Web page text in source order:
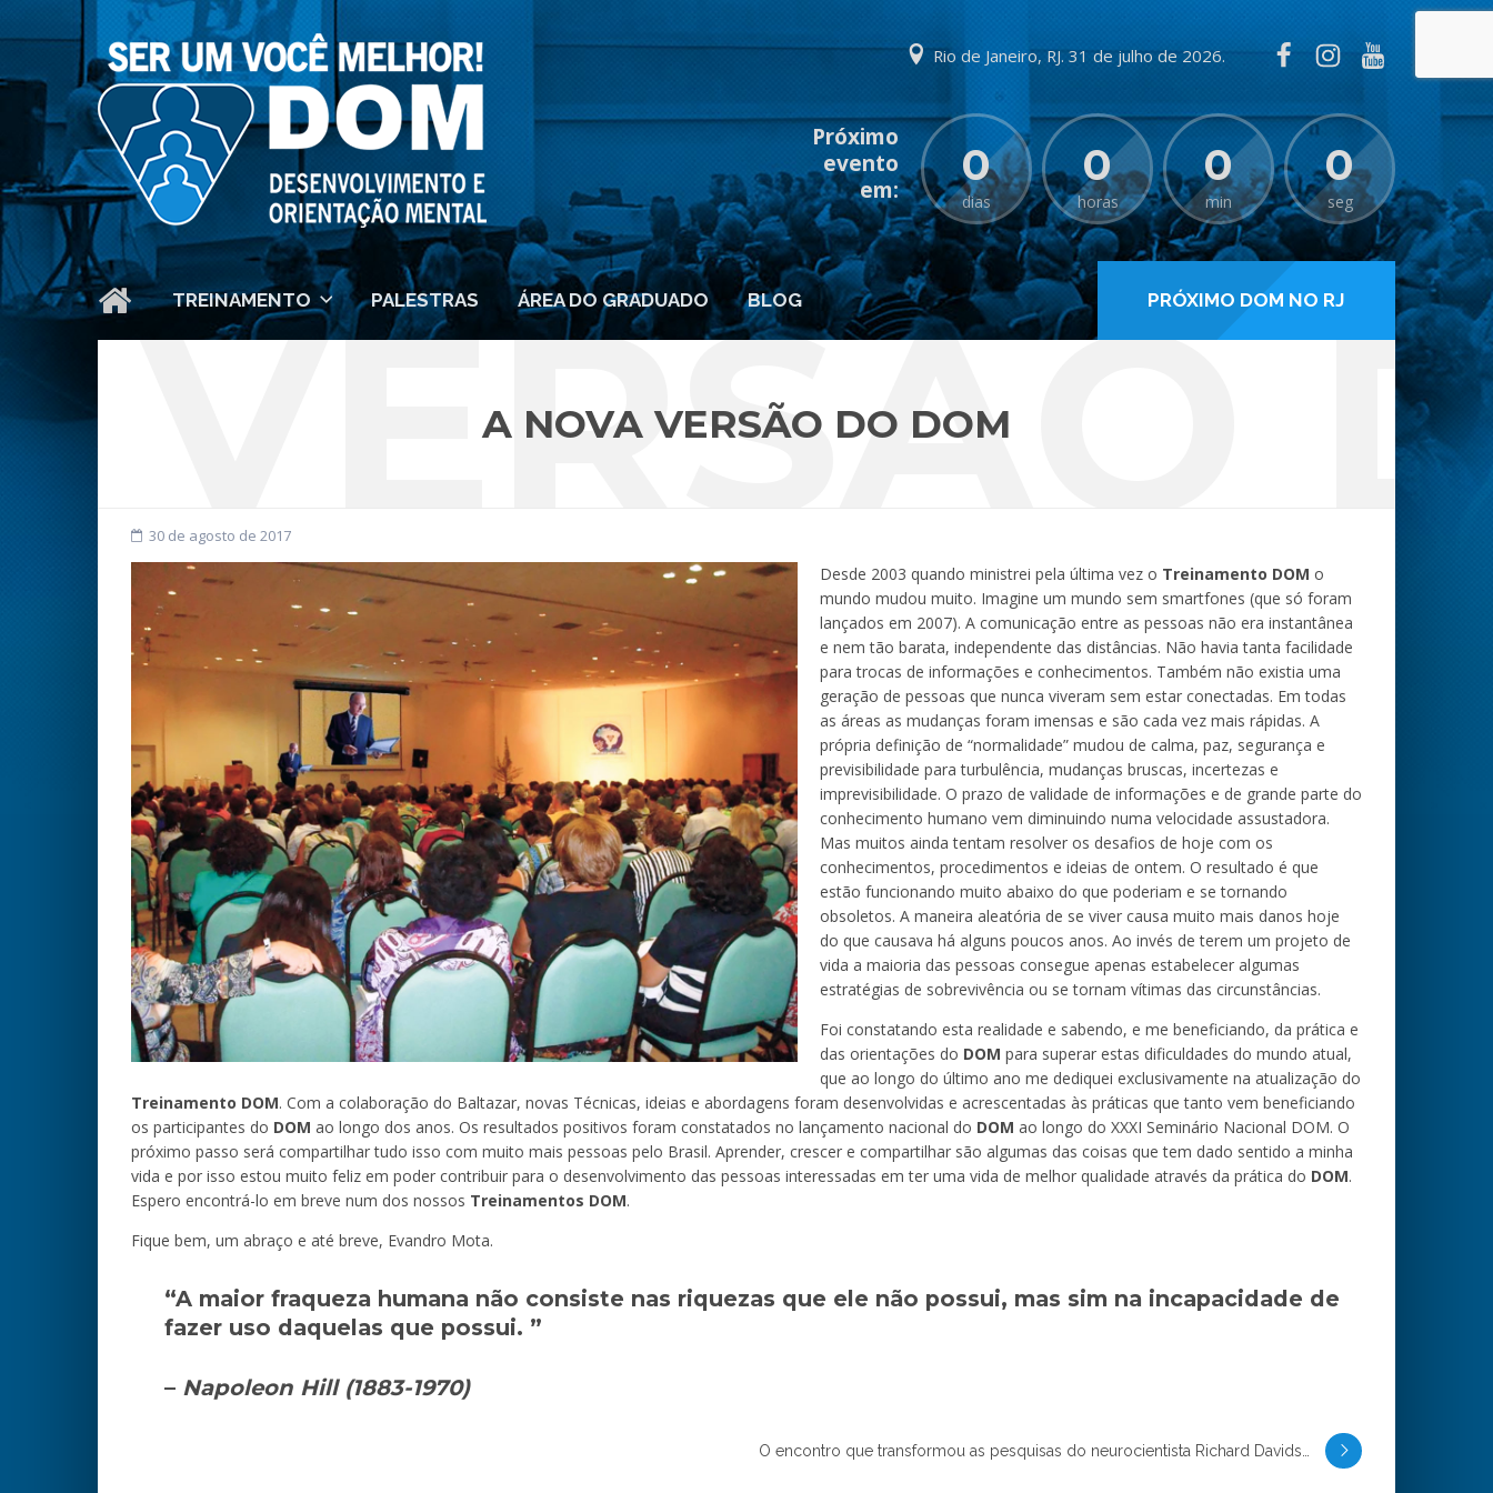
Rio de Janeiro, RJ. 31 de julho de 2026.
0
dias
0
horas
0
min
0
seg
PRÓXIMO DOM NO RJ
TREINAMENTO PALESTRAS ÁREA DO GRADUADO BLOG
VERSÃO
A NOVA VERSÃO DO DOM
30 de agosto de 2017
Desde 2003 quando ministrei pela última vez o Treinamento DOM o
mundo mudou muito. Imagine um mundo sem smartfones (que só foram
lançados em 2007). A comunicação entre as pessoas não era instantânea
e nem tão barata, independente das distâncias. Não havia tanta facilidade
para trocas de informações e conhecimentos. Também não existia uma
geração de pessoas que nunca viveram sem estar conectadas. Em todas
as áreas as mudanças foram imensas e são cada vez mais rápidas. A
própria definição de “normalidade” mudou de calma, paz, segurança e
previsibilidade para turbulência, mudanças bruscas, incertezas e
imprevisibilidade. O prazo de validade de informações e de grande parte do
conhecimento humano vem diminuindo numa velocidade assustadora.
Mas muitos ainda tentam resolver os desafios de hoje com os
conhecimentos, procedimentos e ideias de ontem. O resultado é que
estão funcionando muito abaixo do que poderiam e se tornando
obsoletos. A maneira aleatória de se viver causa muito mais danos hoje
do que causava há alguns poucos anos. Ao invés de terem um projeto de
vida a maioria das pessoas consegue apenas estabelecer algumas
estratégias de sobrevivência ou se tornam vítimas das circunstâncias.
Foi constatando esta realidade e sabendo, e me beneficiando, da prática e
das orientações do DOM para superar estas dificuldades do mundo atual,
que ao longo do último ano me dediquei exclusivamente na atualização do
Treinamento DOM. Com a colaboração do Baltazar, novas Técnicas, ideias e abordagens foram desenvolvidas e acrescentadas às práticas que tanto vem beneficiando
os participantes do DOM ao longo dos anos. Os resultados positivos foram constatados no lançamento nacional do DOM ao longo do XXXI Seminário Nacional DOM. O
próximo passo será compartilhar tudo isso com muito mais pessoas pelo Brasil. Aprender, crescer e compartilhar são algumas das coisas que tem dado sentido a minha
vida e por isso estou muito feliz em poder contribuir para o desenvolvimento das pessoas interessadas em ter uma vida de melhor qualidade através da prática do DOM.
Espero encontrá-lo em breve num dos nossos Treinamentos DOM.
Fique bem, um abraço e até breve, Evandro Mota.
“A maior fraqueza humana não consiste nas riquezas que ele não possui, mas sim na incapacidade de
fazer uso daquelas que possui. ”
– Napoleon Hill (1883-1970)